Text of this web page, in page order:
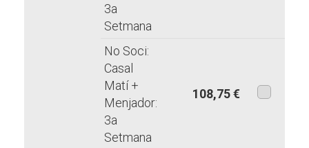
3a
Setmana
No Soci:
Casal
Matí +
Menjador:
3a
Setmana
108,75 €